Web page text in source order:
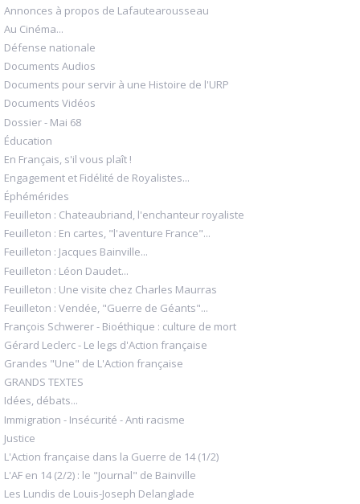
Annonces à propos de Lafautearousseau
Au Cinéma...
Défense nationale
Documents Audios
Documents pour servir à une Histoire de l'URP
Documents Vidéos
Dossier - Mai 68
Éducation
En Français, s'il vous plaît !
Engagement et Fidélité de Royalistes...
Éphémérides
Feuilleton : Chateaubriand, l'enchanteur royaliste
Feuilleton : En cartes, "l'aventure France"...
Feuilleton : Jacques Bainville...
Feuilleton : Léon Daudet...
Feuilleton : Une visite chez Charles Maurras
Feuilleton : Vendée, "Guerre de Géants"...
François Schwerer - Bioéthique : culture de mort
Gérard Leclerc - Le legs d'Action française
Grandes "Une" de L'Action française
GRANDS TEXTES
Idées, débats...
Immigration - Insécurité - Anti racisme
Justice
L'Action française dans la Guerre de 14 (1/2)
L'AF en 14 (2/2) : le "Journal" de Bainville
Les Lundis de Louis-Joseph Delanglade